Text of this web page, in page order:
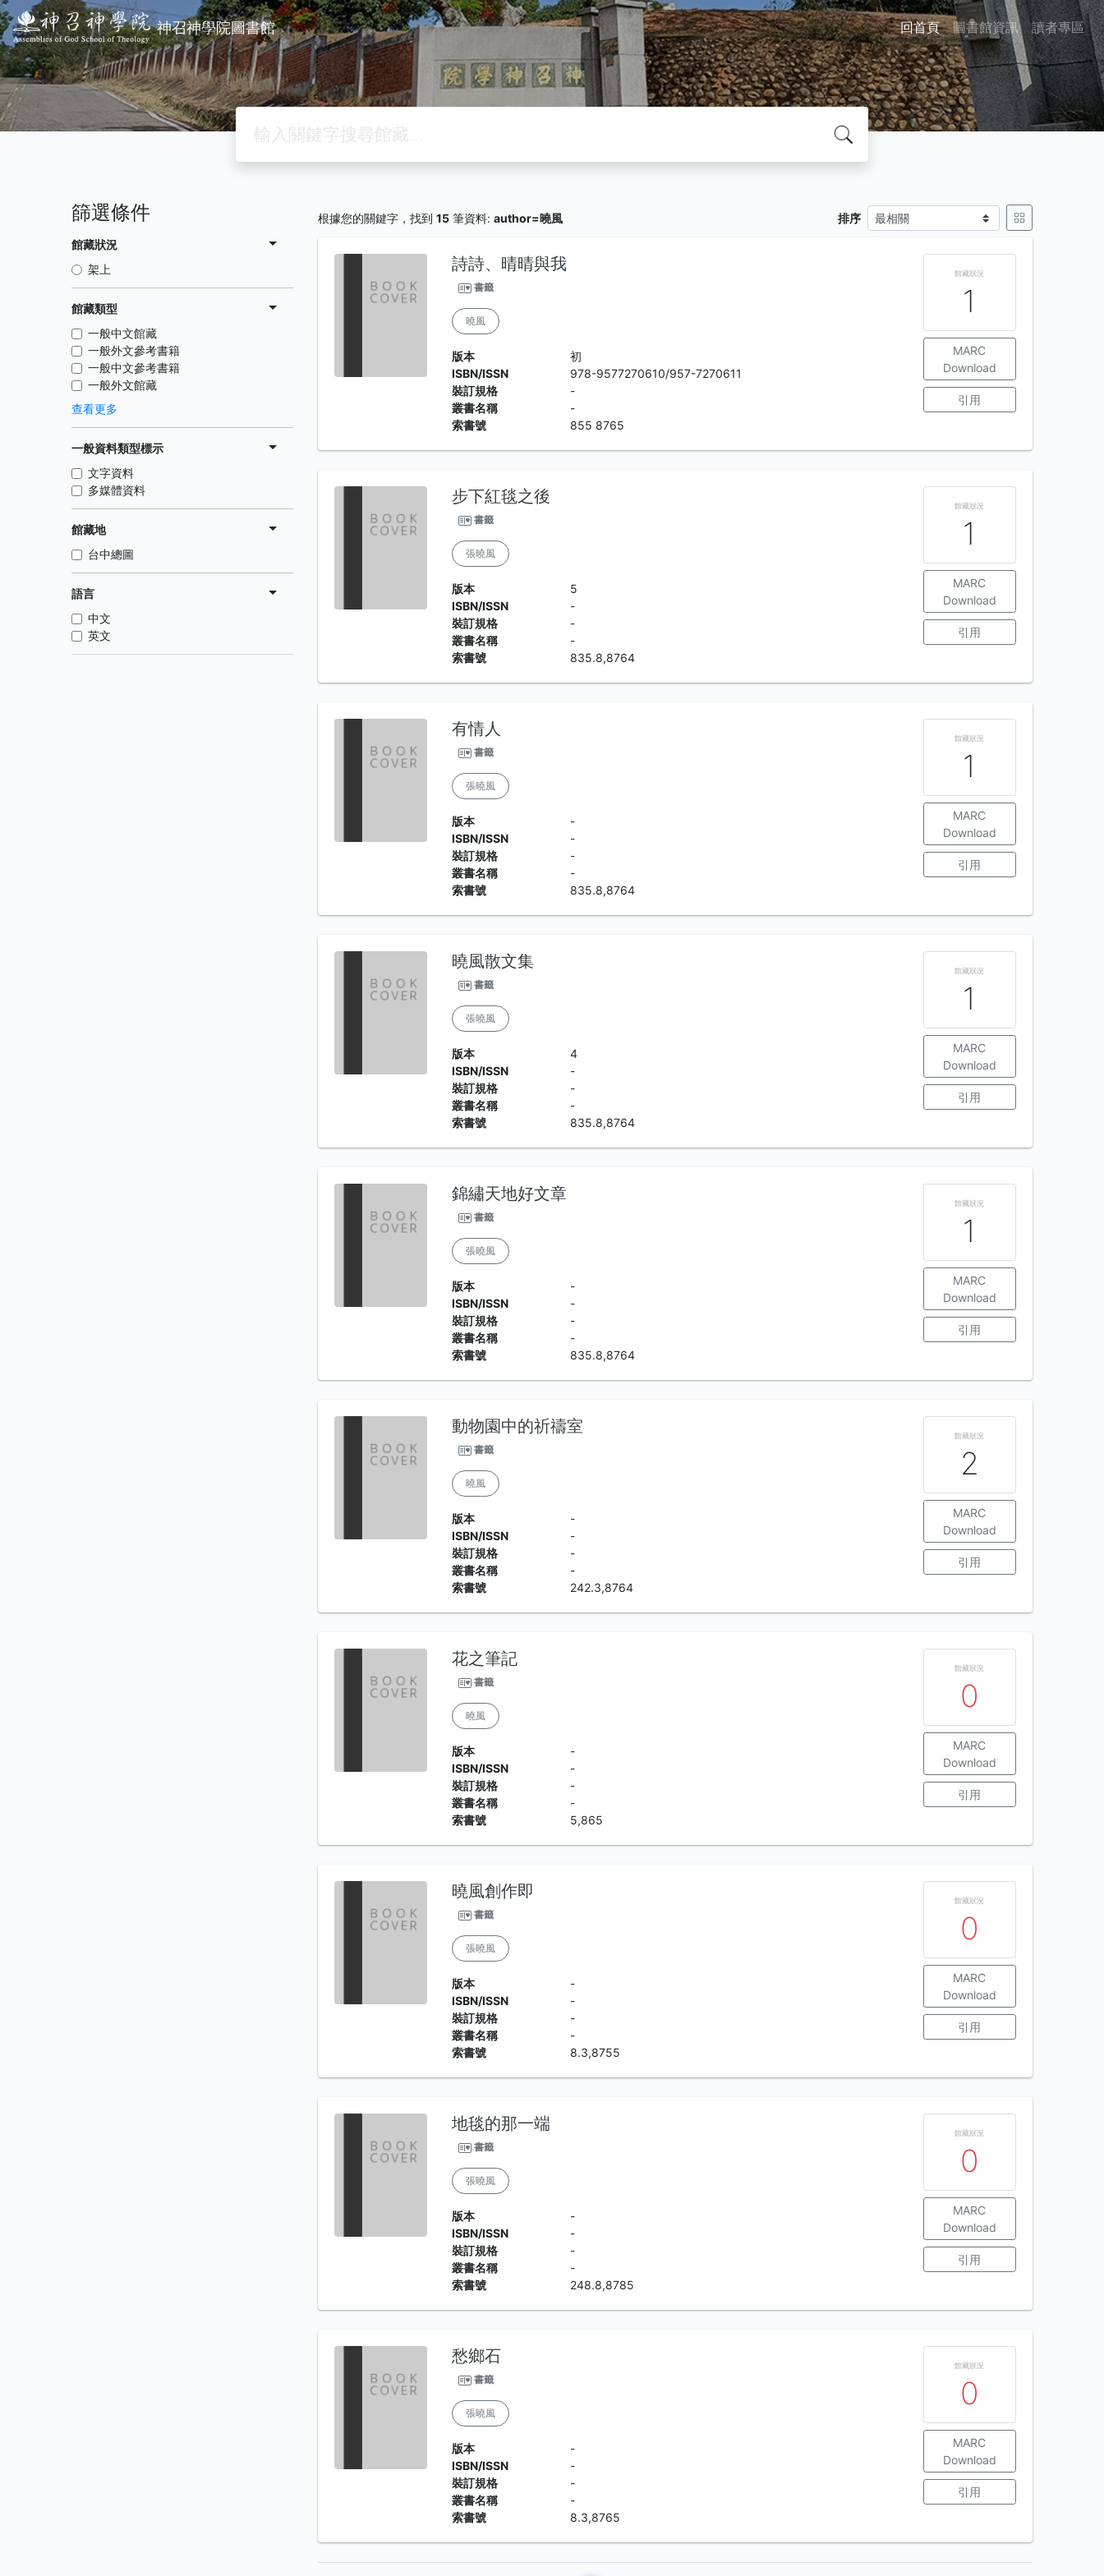
神召神學院圖書館 回首頁 圖書館資訊 讀者專區
篩選條件
館藏狀況
架上
館藏類型
一般中文館藏
一般外文參考書籍
一般中文參考書籍
一般外文館藏
查看更多
一般資料類型標示
文字資料
多媒體資料
館藏地
台中總圖
語言
中文
英文
根據您的關鍵字，找到 15 筆資料: author=曉風 排序
詩詩、晴晴與我
書籤
曉風
版本
初
ISBN/ISSN
978-9577270610/957-7270611
裝訂規格
-
叢書名稱
-
索書號
855 8765
館藏狀況
1
MARC
Download
引用
步下紅毯之後
書籤
張曉風
版本
5
ISBN/ISSN
-
裝訂規格
-
叢書名稱
-
索書號
835.8,8764
館藏狀況
1
MARC
Download
引用
有情人
書籤
張曉風
版本
-
ISBN/ISSN
-
裝訂規格
-
叢書名稱
-
索書號
835.8,8764
館藏狀況
1
MARC
Download
引用
曉風散文集
書籤
張曉風
版本
4
ISBN/ISSN
-
裝訂規格
-
叢書名稱
-
索書號
835.8,8764
館藏狀況
1
MARC
Download
引用
錦繡天地好文章
書籤
張曉風
版本
-
ISBN/ISSN
-
裝訂規格
-
叢書名稱
-
索書號
835.8,8764
館藏狀況
1
MARC
Download
引用
動物園中的祈禱室
書籤
曉風
版本
-
ISBN/ISSN
-
裝訂規格
-
叢書名稱
-
索書號
242.3,8764
館藏狀況
2
MARC
Download
引用
花之筆記
書籤
曉風
版本
-
ISBN/ISSN
-
裝訂規格
-
叢書名稱
-
索書號
5,865
館藏狀況
0
MARC
Download
引用
曉風創作即
書籤
張曉風
版本
-
ISBN/ISSN
-
裝訂規格
-
叢書名稱
-
索書號
8.3,8755
館藏狀況
0
MARC
Download
引用
地毯的那一端
書籤
張曉風
版本
-
ISBN/ISSN
-
裝訂規格
-
叢書名稱
-
索書號
248.8,8785
館藏狀況
0
MARC
Download
引用
愁鄉石
書籤
張曉風
版本
-
ISBN/ISSN
-
裝訂規格
-
叢書名稱
-
索書號
8.3,8765
館藏狀況
0
MARC
Download
引用